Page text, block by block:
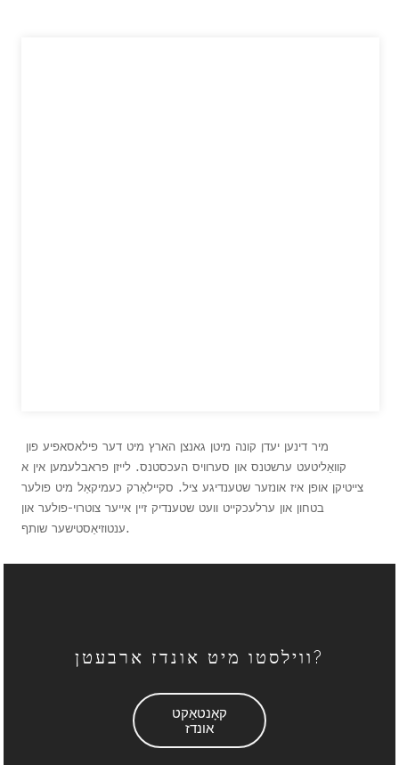
מיר דינען יעדן קונה מיטן גאנצן הארץ מיט דער פילאסאפיע פון ​​
קוואַליטעט ערשטנס און סערוויס העכסטנס. לייזן פראבלעמען אין א
צייטיקן אופן איז אונזער שטענדיגע ציל. סקיילאַרק כעמיקאַל מיט פולער
בטחון און ערלעכקייט וועט שטענדיק זיין אייער צוטרוי-פולער און
ענטוזיאַסטישער שותף.
ווילסטו מיט אונדז ארבעטן?
קאָנטאַקט
אונדז